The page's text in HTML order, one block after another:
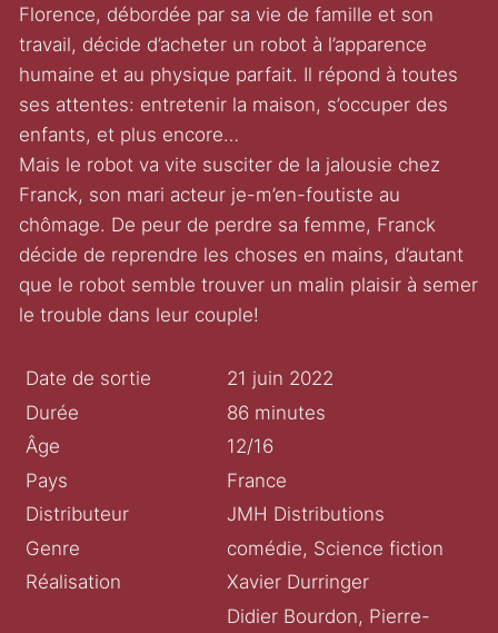
Florence, débordée par sa vie de famille et son
travail, décide d’acheter un robot à l’apparence
humaine et au physique parfait. Il répond à toutes
ses attentes: entretenir la maison, s’occuper des
enfants, et plus encore…
Mais le robot va vite susciter de la jalousie chez
Franck, son mari acteur je-m’en-foutiste au
chômage. De peur de perdre sa femme, Franck
décide de reprendre les choses en mains, d’autant
que le robot semble trouver un malin plaisir à semer
le trouble dans leur couple!
Date de sortie
21 juin 2022
Durée
86 minutes
Âge
12/16
Pays
France
Distributeur
JMH Distributions
Genre
comédie, Science fiction
Réalisation
Xavier Durringer
Didier Bourdon, Pierre-